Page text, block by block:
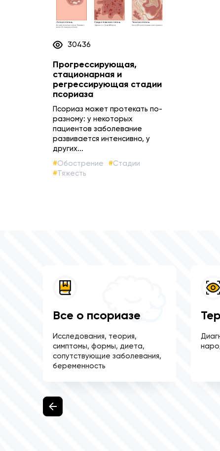
30436
Прогрессирующая,
стационарная и
регрессирующая стадии
псориаза
Псориаз может протекать по-
разному: у некоторых
пациентов заболевание
развивается интенсивно, у
других...
Обострение
Стадии
Тяжесть
Все о псориазе
Исследования, теория,
симптомы, формы, диета,
сопутствующие заболевания,
беременность